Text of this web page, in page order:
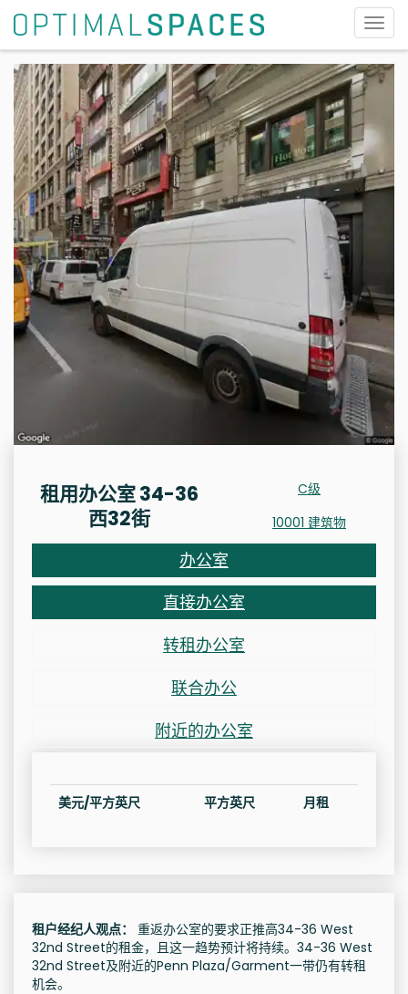
切
换
导
航
租用办公室 34-36
西32街
C级
10001 建筑物
办公室
直接办公室
转租办公室
联合办公
附近的办公室
美元/平方英尺 平方英尺 月租
租户经纪人观点：
重返办公室的要求正推高34-36 West
32nd Street的租金，且这一趋势预计将持续。34-36 West
32nd Street及附近的Penn Plaza/Garment一带仍有转租
机会。